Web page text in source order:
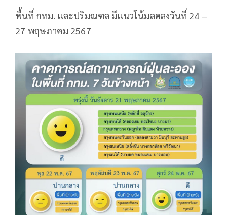
พื้นที่ กทม. และปริมณฑล มีแนวโน้มลดลงวันที่ 24 –
27 พฤษภาคม 2567